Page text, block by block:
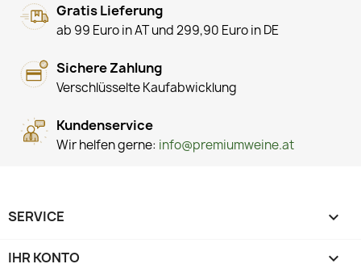
Gratis Lieferung
ab 99 Euro in AT und 299,90 Euro in DE
Sichere Zahlung
Verschlüsselte Kaufabwicklung
Kundenservice
Wir helfen gerne: info@premiumweine.at
SERVICE 
IHR KONTO 